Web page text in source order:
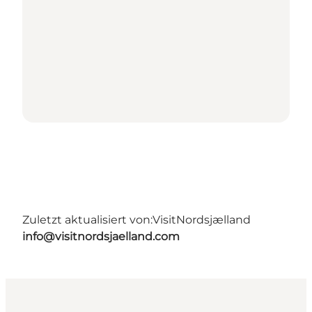
Zuletzt aktualisiert von:VisitNordsjælland
info@visitnordsjaelland.com